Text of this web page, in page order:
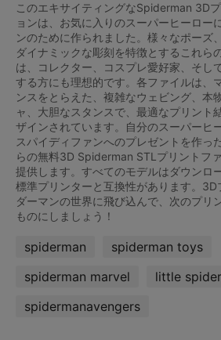
このエキサイティングなSpiderman 3D
ョンは、お気に入りのスーパーヒーロー
ンのために作られました。様々なポーズ
ダイナミックな彫刻を特徴とするこれら
は、コレクター、コスプレ愛好家、そし
する方にも理想的です。各ファイルは、
ンスをとらえた、複雑なウェビング、本
ャ、大胆なスタンスで、最適なプリント
ザインされています。自分のスーパーヒ
スパイディファンへのプレゼントを作っ
らの無料3D Spiderman STLプリントフ
提供します。すべてのモデルはダウンロ
標準プリンターと互換性があります。3D
ダーマンの世界に飛び込んで、次のプリ
spiderman
spiderman toys
spiderman marvel
little
spidermanavengers